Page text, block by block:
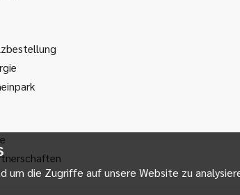
um die Zugriffe auf unsere Website zu